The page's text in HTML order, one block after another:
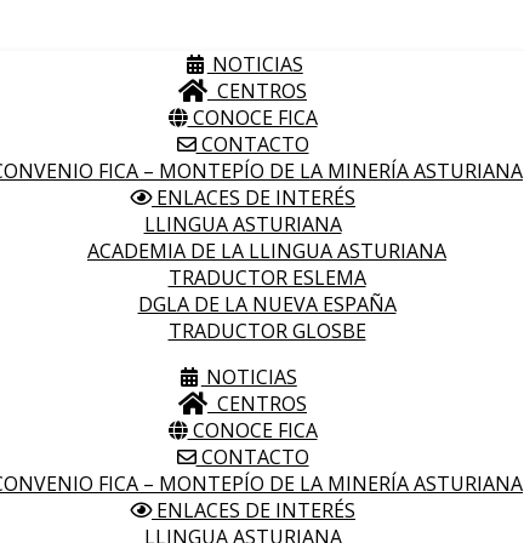
NOTICIAS
CENTROS
CONOCE FICA
CONTACTO
FICA – MONTEPÍO DE LA MINERÍA ASTURIANA
ENLACES DE INTERÉS
LLINGUA ASTURIANA
ACADEMIA DE LA LLINGUA ASTURIANA
TRADUCTOR ESLEMA
DGLA DE LA NUEVA ESPAÑA
TRADUCTOR GLOSBE
NOTICIAS
CENTROS
CONOCE FICA
CONTACTO
FICA – MONTEPÍO DE LA MINERÍA ASTURIANA
ENLACES DE INTERÉS
LLINGUA ASTURIANA